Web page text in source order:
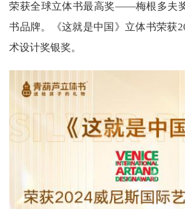
荣获全球立体书最高奖——梅根多夫
书品牌。《这就是中国》立体书荣获
术设计奖银奖。